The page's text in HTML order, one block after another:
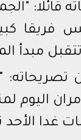
قائلا:
فريقا
تتقبل مبدأ
تصريحاته:
اليوم
غدا